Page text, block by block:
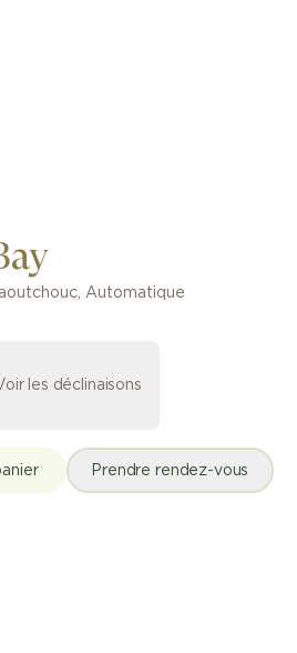
, Automatique
les déclinaisons
Prendre rendez-vous